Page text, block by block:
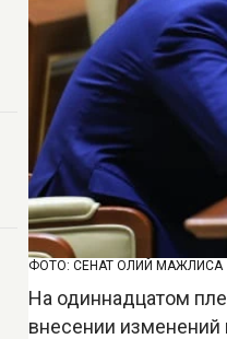
ФОТО: СЕНАТ ОЛИЙ МАЖЛИСА
На одиннадцатом
внесении изменений